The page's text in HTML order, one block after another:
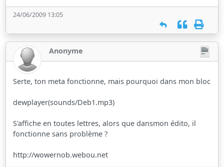
24/06/2009 13:05
Anonyme
Serte, ton meta fonctionne, mais pourquoi dans mon bloc
dewplayer(sounds/Deb1.mp3)
S'affiche en toutes lettres, alors que dansmon édito, il
fonctionne sans problème ?
http://wowernob.webou.net